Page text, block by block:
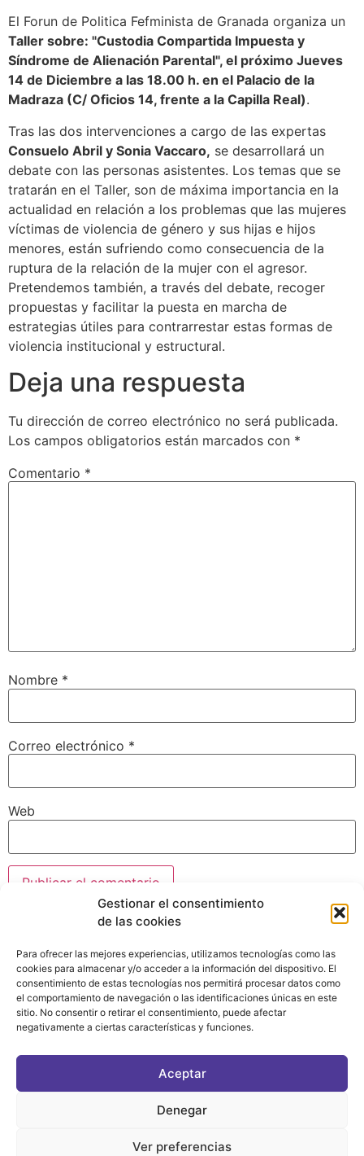
Gestionar el consentimiento
de las cookies
Para ofrecer las mejores experiencias, utilizamos tecnologías como las
cookies para almacenar y/o acceder a la información del dispositivo. El
consentimiento de estas tecnologías nos permitirá procesar datos como
el comportamiento de navegación o las identificaciones únicas en este
sitio. No consentir o retirar el consentimiento, puede afectar
negativamente a ciertas características y funciones.
Aceptar
Denegar
Ver preferencias
El Forun de Politica Fefminista de Granada organiza un
Taller sobre: "Custodia Compartida Impuesta y
Síndrome de Alienación Parental", el próximo Jueves
14 de Diciembre a las 18.00 h. en el Palacio de la
Madraza (C/ Oficios 14, frente a la Capilla Real).
Tras las dos intervenciones a cargo de las expertas
Consuelo Abril y Sonia Vaccaro, se desarrollará un
debate con las personas asistentes. Los temas que se
tratarán en el Taller, son de máxima importancia en la
actualidad en relación a los problemas que las mujeres
víctimas de violencia de género y sus hijas e hijos
menores, están sufriendo como consecuencia de la
ruptura de la relación de la mujer con el agresor.
Pretendemos también, a través del debate, recoger
propuestas y facilitar la puesta en marcha de
estrategias útiles para contrarrestar estas formas de
violencia institucional y estructural.
Deja una respuesta
Tu dirección de correo electrónico no será publicada.
Los campos obligatorios están marcados con *
Comentario *
Nombre *
Correo electrónico *
Web
ASOCIATE AL FÓRUM
C/ BRAVO MURILLO, 4 DESPACHO 5. 28015 MADRID